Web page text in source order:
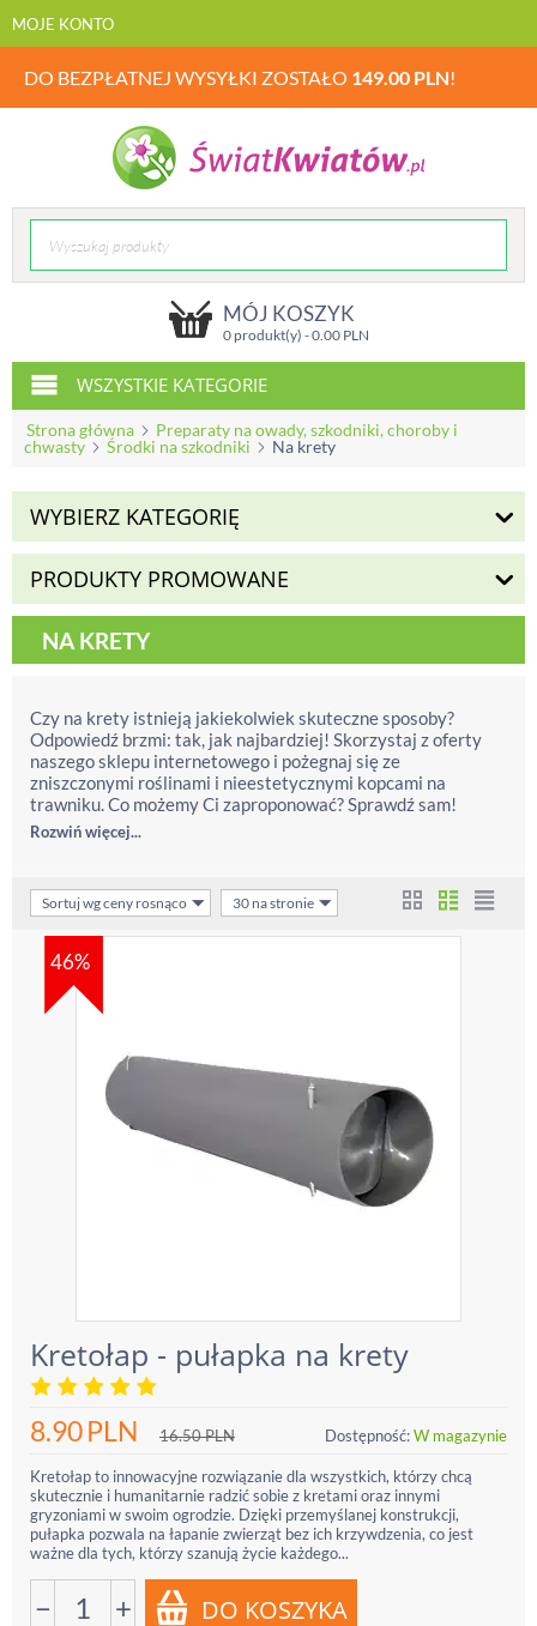
MOJE KONTO
DO BEZPŁATNEJ WYSYŁKI ZOSTAŁO 149.00 PLN!
MÓJ KOSZYK
0 produkt(y) -0.00PLN
WSZYSTKIE KATEGORIE
Strona główna
Preparaty na owady, szkodniki, choroby i
chwasty
Środki na szkodniki Na krety
WYBIERZ KATEGORIĘ
PRODUKTY PROMOWANE
NA KRETY
Czy na krety istnieją jakiekolwiek skuteczne sposoby?
Odpowiedź brzmi: tak, jak najbardziej! Skorzystaj z oferty
naszego sklepu internetowego i pożegnaj się ze
zniszczonymi roślinami i nieestetycznymi kopcami na
trawniku. Co możemy Ci zaproponować? Sprawdź sam!
Rozwiń więcej...
Sortuj wg ceny rosnąco 30 na stronie
46%
Kretołap - pułapka na krety
8.90PLN 16.50PLN Dostępność:W magazynie
Kretołap to innowacyjne rozwiązanie dla wszystkich, którzy chcą
skutecznie i humanitarnie radzić sobie z kretami oraz innymi
gryzoniami w swoim ogrodzie. Dzięki przemyślanej konstrukcji,
pułapka pozwala na łapanie zwierząt bez ich krzywdzenia, co jest
ważne dla tych, którzy szanują życie każdego...
− +